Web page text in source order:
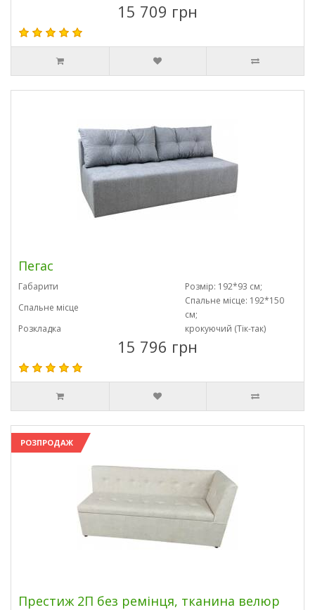
15 709 грн
Пегас
Габарити
Розмір: 192*93 см;
Спальне місце
Спальне місце: 192*150
см;
Розкладка
крокуючий (Тік-так)
15 796 грн
РОЗПРОДАЖ
Престиж 2П без ремінця, тканина велюр